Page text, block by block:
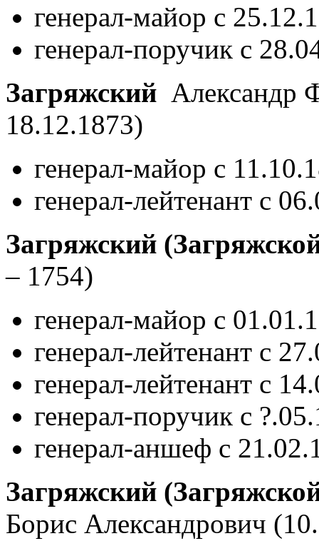
генерал-майор с
генерал-поручик с
Загряжский Александр
18.12.1873)
генерал-майор с
генерал-лейтенант с
Загряжский
– 1754)
генерал-майор с
генерал-лейтенант с
генерал-лейтенант с
генерал-поручик с
генерал-аншеф с
Загряжский
Борис Александрович